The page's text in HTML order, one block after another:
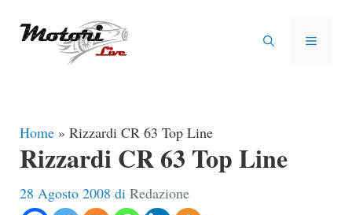
MENU
Home » Rizzardi CR 63 Top Line
Rizzardi CR 63 Top Line
28 Agosto 2008 di Redazione